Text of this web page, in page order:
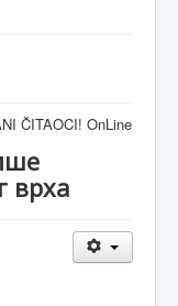
ČITAOCI! OnLine
врха